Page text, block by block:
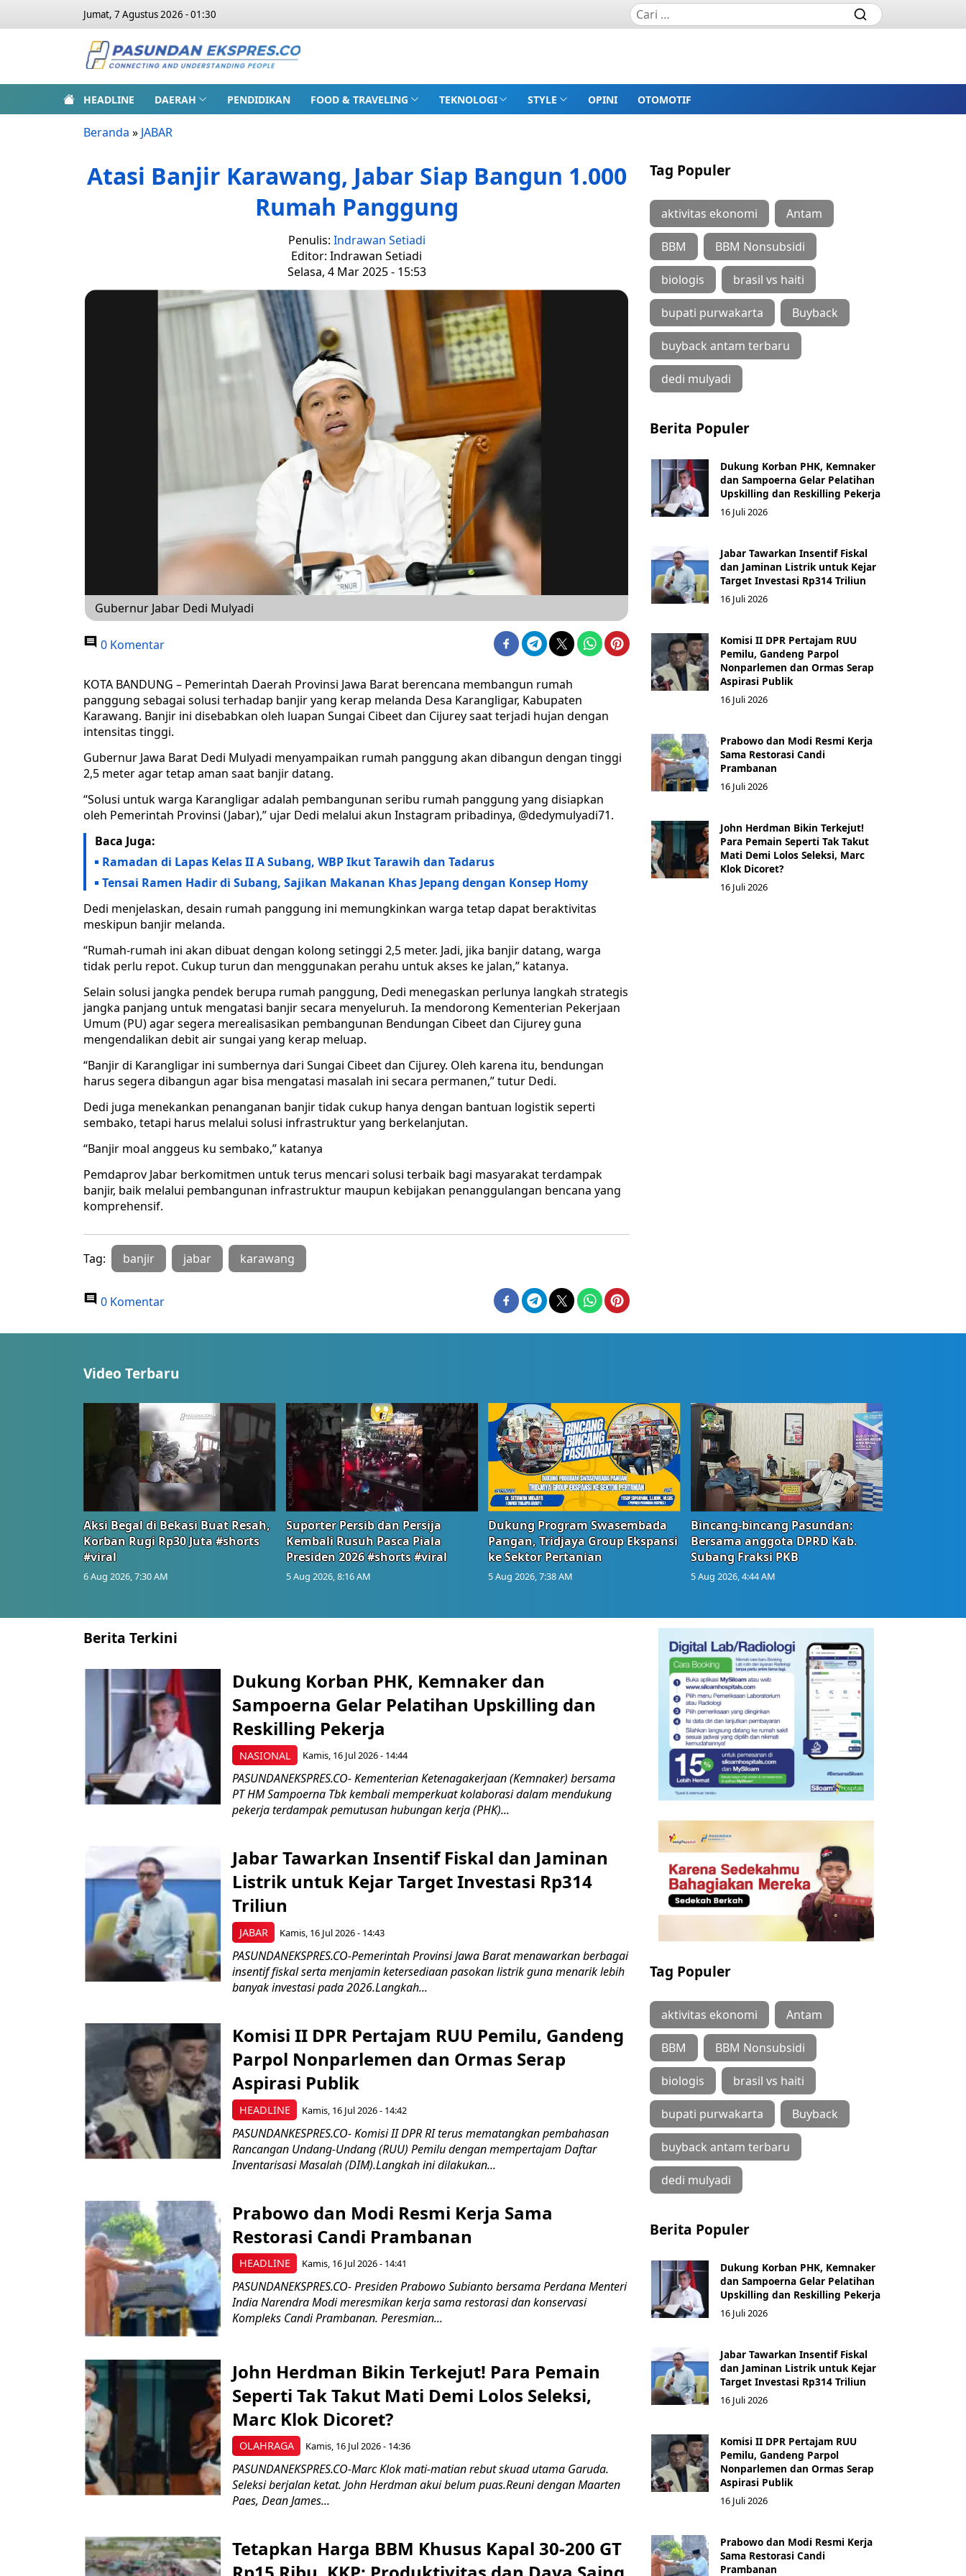
Jumat, 7 Agustus 2026 - 01:30
HEADLINE DAERAH PENDIDIKAN FOOD & TRAVELING TEKNOLOGI STYLE OPINI OTOMOTIF
Beranda » JABAR
Atasi Banjir Karawang, Jabar Siap Bangun 1.000
Rumah Panggung
Penulis: Indrawan Setiadi
Editor: Indrawan Setiadi
Selasa, 4 Mar 2025 - 15:53
Gubernur Jabar Dedi Mulyadi
0 Komentar
KOTA BANDUNG – Pemerintah Daerah Provinsi Jawa Barat berencana membangun rumah
panggung sebagai solusi terhadap banjir yang kerap melanda Desa Karangligar, Kabupaten
Karawang. Banjir ini disebabkan oleh luapan Sungai Cibeet dan Cijurey saat terjadi hujan dengan
intensitas tinggi.
Gubernur Jawa Barat Dedi Mulyadi menyampaikan rumah panggung akan dibangun dengan tinggi
2,5 meter agar tetap aman saat banjir datang.
“Solusi untuk warga Karangligar adalah pembangunan seribu rumah panggung yang disiapkan
oleh Pemerintah Provinsi (Jabar),” ujar Dedi melalui akun Instagram pribadinya, @dedymulyadi71.
Baca Juga:
Ramadan di Lapas Kelas II A Subang, WBP Ikut Tarawih dan Tadarus
Tensai Ramen Hadir di Subang, Sajikan Makanan Khas Jepang dengan Konsep Homy
Dedi menjelaskan, desain rumah panggung ini memungkinkan warga tetap dapat beraktivitas
meskipun banjir melanda.
“Rumah-rumah ini akan dibuat dengan kolong setinggi 2,5 meter. Jadi, jika banjir datang, warga
tidak perlu repot. Cukup turun dan menggunakan perahu untuk akses ke jalan,” katanya.
Selain solusi jangka pendek berupa rumah panggung, Dedi menegaskan perlunya langkah strategis
jangka panjang untuk mengatasi banjir secara menyeluruh. Ia mendorong Kementerian Pekerjaan
Umum (PU) agar segera merealisasikan pembangunan Bendungan Cibeet dan Cijurey guna
mengendalikan debit air sungai yang kerap meluap.
“Banjir di Karangligar ini sumbernya dari Sungai Cibeet dan Cijurey. Oleh karena itu, bendungan
harus segera dibangun agar bisa mengatasi masalah ini secara permanen,” tutur Dedi.
Dedi juga menekankan penanganan banjir tidak cukup hanya dengan bantuan logistik seperti
sembako, tetapi harus melalui solusi infrastruktur yang berkelanjutan.
“Banjir moal anggeus ku sembako,” katanya
Pemdaprov Jabar berkomitmen untuk terus mencari solusi terbaik bagi masyarakat terdampak
banjir, baik melalui pembangunan infrastruktur maupun kebijakan penanggulangan bencana yang
komprehensif.
Tag: banjir jabar karawang
0 Komentar
Tag Populer
aktivitas ekonomi Antam
BBM BBM Nonsubsidi
biologis brasil vs haiti
bupati purwakarta Buyback
buyback antam terbaru
dedi mulyadi
Berita Populer
Dukung Korban PHK, Kemnaker
dan Sampoerna Gelar Pelatihan
Upskilling dan Reskilling Pekerja
16 Juli 2026
Jabar Tawarkan Insentif Fiskal
dan Jaminan Listrik untuk Kejar
Target Investasi Rp314 Triliun
16 Juli 2026
Komisi II DPR Pertajam RUU
Pemilu, Gandeng Parpol
Nonparlemen dan Ormas Serap
Aspirasi Publik
16 Juli 2026
Prabowo dan Modi Resmi Kerja
Sama Restorasi Candi
Prambanan
16 Juli 2026
John Herdman Bikin Terkejut!
Para Pemain Seperti Tak Takut
Mati Demi Lolos Seleksi, Marc
Klok Dicoret?
16 Juli 2026
Video Terbaru
Aksi Begal di Bekasi Buat Resah,
Korban Rugi Rp30 Juta #shorts
#viral
6 Aug 2026, 7:30 AM
Suporter Persib dan Persija
Kembali Rusuh Pasca Piala
Presiden 2026 #shorts #viral
5 Aug 2026, 8:16 AM
Dukung Program Swasembada
Pangan, Tridjaya Group Ekspansi
ke Sektor Pertanian
5 Aug 2026, 7:38 AM
Bincang-bincang Pasundan:
Bersama anggota DPRD Kab.
Subang Fraksi PKB
5 Aug 2026, 4:44 AM
Berita Terkini
NASIONAL
Dukung Korban PHK, Kemnaker dan
Sampoerna Gelar Pelatihan Upskilling dan
Reskilling Pekerja
Kamis, 16 Jul 2026 - 14:44
PASUNDANEKSPRES.CO- Kementerian Ketenagakerjaan (Kemnaker) bersama
PT HM Sampoerna Tbk kembali memperkuat kolaborasi dalam mendukung
pekerja terdampak pemutusan hubungan kerja (PHK)...
JABAR
Jabar Tawarkan Insentif Fiskal dan Jaminan
Listrik untuk Kejar Target Investasi Rp314
Triliun
Kamis, 16 Jul 2026 - 14:43
PASUNDANEKSPRES.CO-Pemerintah Provinsi Jawa Barat menawarkan berbagai
insentif fiskal serta menjamin ketersediaan pasokan listrik guna menarik lebih
banyak investasi pada 2026.Langkah...
HEADLINE
Komisi II DPR Pertajam RUU Pemilu, Gandeng
Parpol Nonparlemen dan Ormas Serap
Aspirasi Publik
Kamis, 16 Jul 2026 - 14:42
PASUNDANKESPRES.CO- Komisi II DPR RI terus mematangkan pembahasan
Rancangan Undang-Undang (RUU) Pemilu dengan mempertajam Daftar
Inventarisasi Masalah (DIM).Langkah ini dilakukan...
HEADLINE
Prabowo dan Modi Resmi Kerja Sama
Restorasi Candi Prambanan
Kamis, 16 Jul 2026 - 14:41
PASUNDANEKSPRES.CO- Presiden Prabowo Subianto bersama Perdana Menteri
India Narendra Modi meresmikan kerja sama restorasi dan konservasi
Kompleks Candi Prambanan. Peresmian...
OLAHRAGA
John Herdman Bikin Terkejut! Para Pemain
Seperti Tak Takut Mati Demi Lolos Seleksi,
Marc Klok Dicoret?
Kamis, 16 Jul 2026 - 14:36
PASUNDANEKSPRES.CO-Marc Klok mati-matian rebut skuad utama Garuda.
Seleksi berjalan ketat. John Herdman akui belum puas.Reuni dengan Maarten
Paes, Dean James...
Tetapkan Harga BBM Khusus Kapal 30-200 GT
Tag Populer
aktivitas ekonomi Antam
BBM BBM Nonsubsidi
biologis brasil vs haiti
bupati purwakarta Buyback
buyback antam terbaru
dedi mulyadi
Berita Populer
Dukung Korban PHK, Kemnaker
dan Sampoerna Gelar Pelatihan
Upskilling dan Reskilling Pekerja
16 Juli 2026
Jabar Tawarkan Insentif Fiskal
dan Jaminan Listrik untuk Kejar
Target Investasi Rp314 Triliun
16 Juli 2026
Komisi II DPR Pertajam RUU
Pemilu, Gandeng Parpol
Nonparlemen dan Ormas Serap
Aspirasi Publik
16 Juli 2026
Prabowo dan Modi Resmi Kerja
Sama Restorasi Candi
Prambanan